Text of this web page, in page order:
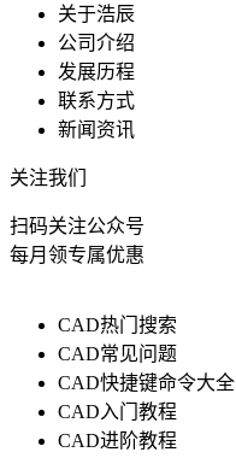
关于浩辰
公司介绍
发展历程
联系方式
新闻资讯
关注我们
扫码关注公众号
每月领专属优惠
CAD热门搜索
CAD常见问题
CAD快捷键命令大全
CAD入门教程
CAD进阶教程